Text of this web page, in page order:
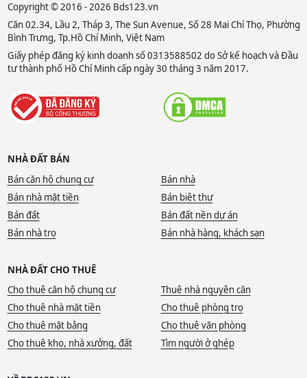
Copyright © 2016 - 2026 Bds123.vn
Căn 02.34, Lầu 2, Tháp 3, The Sun Avenue, Số 28 Mai Chí Thọ, Phường
Bình Trưng, Tp.Hồ Chí Minh, Việt Nam
Giấy phép đăng ký kinh doanh số 0313588502 do Sở kế hoạch và Đầu
tư thành phố Hồ Chí Minh cấp ngày 30 tháng 3 năm 2017.
NHÀ ĐẤT BÁN
Bán căn hộ chung cư
Bán nhà
Bán nhà mặt tiền
Bán biệt thự
Bán đất
Bán đất nền dự án
Bán nhà trọ
Bán nhà hàng, khách sạn
NHÀ ĐẤT CHO THUÊ
Cho thuê căn hộ chung cư
Thuê nhà nguyên căn
Cho thuê nhà mặt tiền
Cho thuê phòng trọ
Cho thuê mặt bằng
Cho thuê văn phòng
Cho thuê kho, nhà xưởng, đất
Tìm người ở ghép